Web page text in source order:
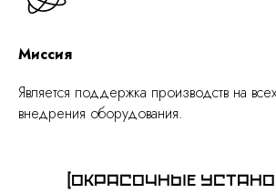
Миссия
Является поддержка производств на
внедрения оборудования.
[окрасочные